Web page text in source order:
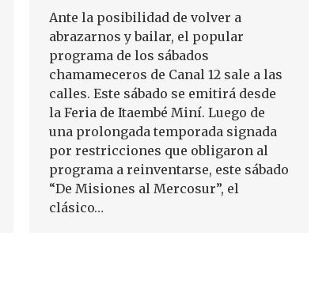
Ante la posibilidad de volver a
abrazarnos y bailar, el popular
programa de los sábados
chamameceros de Canal 12 sale a las
calles. Este sábado se emitirá desde
la Feria de Itaembé Miní. Luego de
una prolongada temporada signada
por restricciones que obligaron al
programa a reinventarse, este sábado
“De Misiones al Mercosur”, el
clásico…